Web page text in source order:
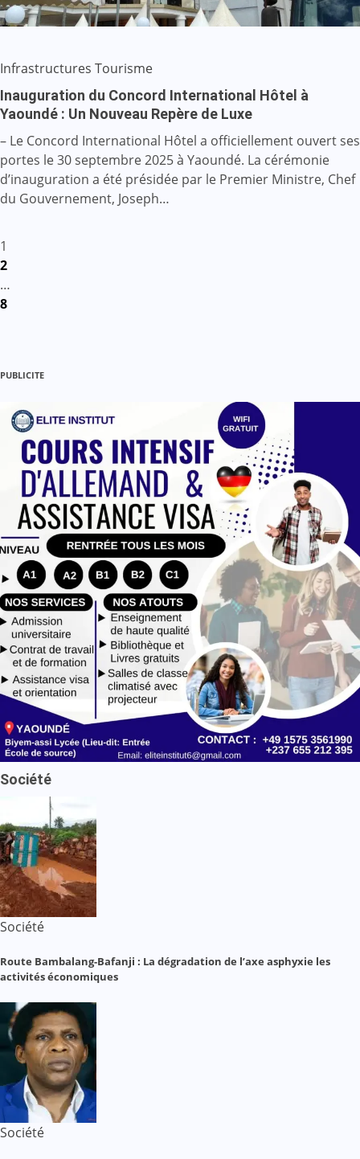
Infrastructures Tourisme
Inauguration du Concord International Hôtel à
Yaoundé : Un Nouveau Repère de Luxe
– Le Concord International Hôtel a officiellement ouvert ses
portes le 30 septembre 2025 à Yaoundé. La cérémonie
d’inauguration a été présidée par le Premier Ministre, Chef
du Gouvernement, Joseph…
Pagination
des
publications
1
2
…
8
PUBLICITE
Société
Société
Route Bambalang-Bafanji : La dégradation de l’axe asphyxie les
activités économiques
Société